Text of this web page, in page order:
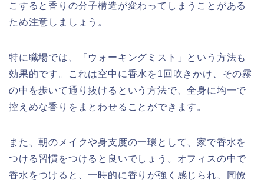
こすると香りの分子構造が変わってしまうことがある
ため注意しましょう。
特に職場では、「ウォーキングミスト」という方法も
効果的です。これは空中に香水を1回吹きかけ、その霧
の中を歩いて通り抜けるという方法で、全身に均一で
控えめな香りをまとわせることができます。
また、朝のメイクや身支度の一環として、家で香水を
つける習慣をつけると良いでしょう。オフィスの中で
香水をつけると、一時的に香りが強く感じられ、同僚